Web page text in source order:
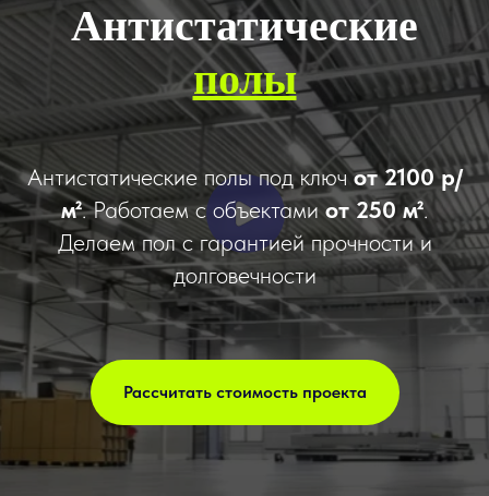
Антистатические
полы
Антистатические полы под ключот 2100 р/
м². Работаем с объектами от 250 м².
Делаем пол с гарантией прочности и
долговечности
Рассчитать стоимость проекта